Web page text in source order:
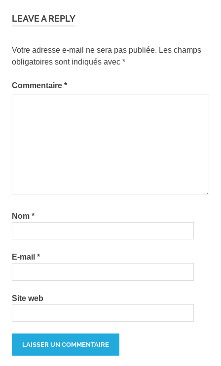
l’article
LEAVE A REPLY
Votre adresse e-mail ne sera pas publiée. Les champs
obligatoires sont indiqués avec *
Commentaire *
Nom *
E-mail *
Site web